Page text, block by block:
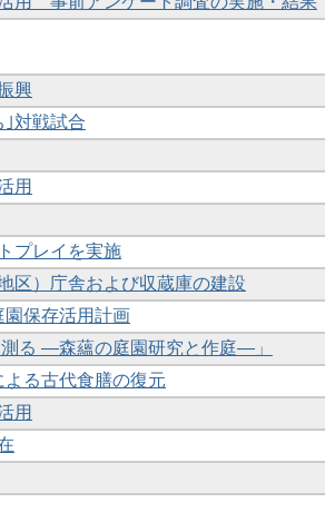
興
対戦試合
用
プレイを実施
）庁舎および収蔵庫の建設
保存活用計画
る ―森蘊の庭園研究と作庭―」
る古代食膳の復元
用